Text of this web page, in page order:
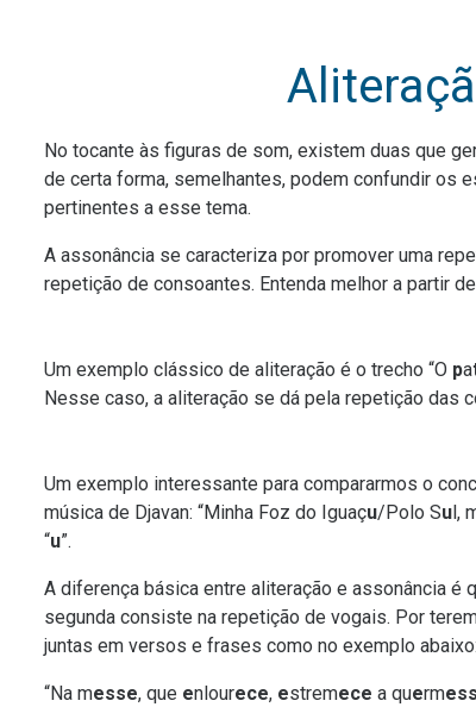
No tocante às figuras de som, existem duas que
de certa forma, semelhantes, podem confundir os
pertinentes a esse tema.
A assonância se caracteriza por promover uma
repetição de consoantes. Entenda melhor a partir
Um exemplo clássico de aliteração é o trecho “O pa
Nesse caso, a aliteração se dá pela repetição das
Um exemplo interessante para compararmos o
música de Djavan: “Minha Foz do Iguaçu/Polo Su l,
“u”.
A diferença básica entre aliteração e assonância é
segunda consiste na repetição de vogais. Por
juntas em versos e frases como no exemplo abaixo:
“Na messe, que enlourece, estremece a querm